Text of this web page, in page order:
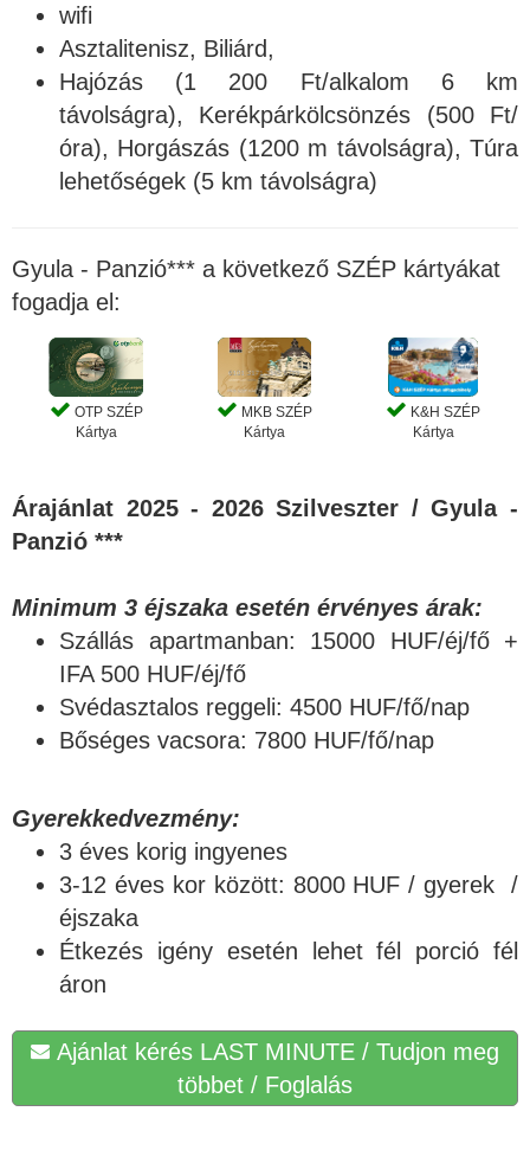
wifi
Asztalitenisz, Biliárd,
Hajózás (1 200 Ft/alkalom 6 km
távolságra), Kerékpárkölcsönzés (500 Ft/
óra), Horgászás (1200 m távolságra), Túra
lehetőségek (5 km távolságra)
Gyula - Panzió*** a következő SZÉP kártyákat
fogadja el:
OTP SZÉP
Kártya
MKB SZÉP
Kártya
K&H SZÉP
Kártya
Árajánlat 2025 - 2026 Szilveszter / Gyula -
Panzió ***
Minimum 3 éjszaka esetén érvényes árak:
Szállás apartmanban: 15000 HUF/éj/fő +
IFA 500 HUF/éj/fő
Svédasztalos reggeli: 4500 HUF/fő/nap
Bőséges vacsora: 7800 HUF/fő/nap
Gyerekkedvezmény:
3 éves korig ingyenes
3-12 éves kor között: 8000 HUF / gyerek /
éjszaka
Étkezés igény esetén lehet fél porció fél
áron
Ajánlat kérés LAST MINUTE / Tudjon meg
többet / Foglalás